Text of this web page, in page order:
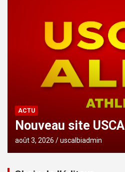
ACTU
Nouveau site USCA
août 3, 2026 uscalbiadmin